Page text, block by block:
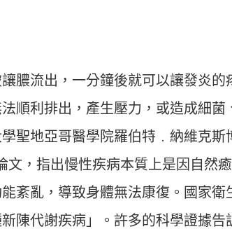
膿流出，一分鐘後就可以讓發炎的
順利排出，產生壓力，或造成細菌
聖地亞哥醫學院羅伯特﹒納維克斯
文，指出慢性疾病本質上是因自然
紊亂，導致身體無法康復。國家衛
陳代謝疾病」。許多的科學證據告